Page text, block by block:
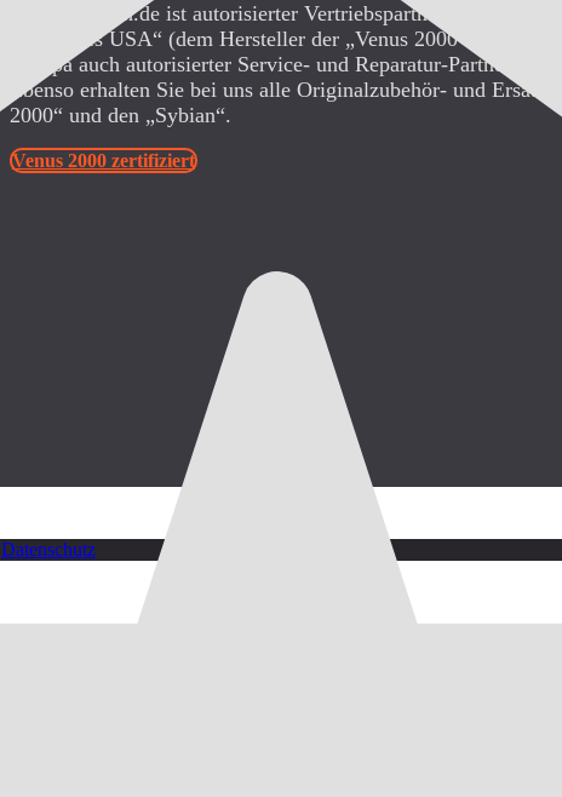
SybianVerleih.de ist autorisierter Vertriebspartner von
Associates USA“ (dem Hersteller der „Venus 2000“ und des
Europa auch autorisierter Service- und Reparatur-Partner für
Ebenso erhalten Sie bei uns alle Originalzubehör- und
2000“ und den „Sybian“.
Venus 2000 zertifiziert
Datenschutz